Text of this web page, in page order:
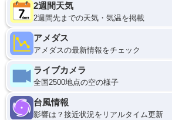
2週間天気
2週間先までの天気・気温を掲載
アメダス
アメダスの最新情報をチェック
ライブカメラ
全国2500地点の空の様子
台風情報
影響は？接近状況をリアルタイム更新